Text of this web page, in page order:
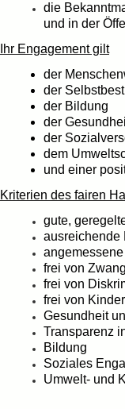
die
und in der
Ihr Engagement gilt
der
der
der Bildung
der
der
dem
und einer
Kriterien des fairen
gute,
ausreichende
frei von
frei von
frei von
Gesundheit
Transparenz
Bildung
Soziales
Umwelt- und